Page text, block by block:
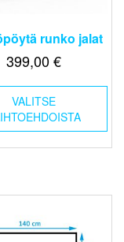
runko jalat
399,00€
VALITSE